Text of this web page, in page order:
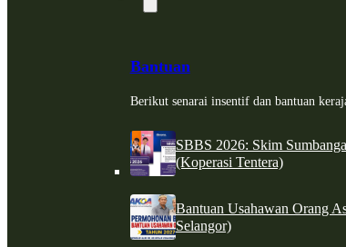
Bantuan
Berikut senarai insentif dan bantuan
SBBS 2026: Skim
(Koperasi Tentera)
Bantuan Usahawan Orang
Selangor)